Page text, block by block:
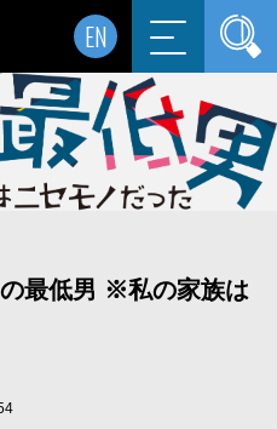
EN
最低男 ※私の家族は